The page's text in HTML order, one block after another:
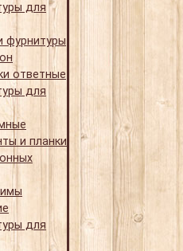
для
фурнитуры
ответные
для
и планки
для